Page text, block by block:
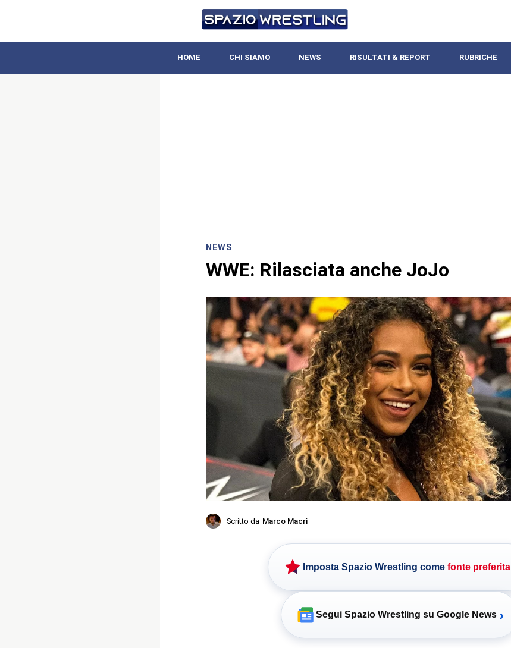
HOME CHI SIAMO NEWS RISULTATI & REPORT RUBRICHE
NEWS
WWE: Rilasciata anche JoJo
Scritto da Marco Macrì
Imposta Spazio Wrestling come fonte preferita
Segui Spazio Wrestling su Google News ›